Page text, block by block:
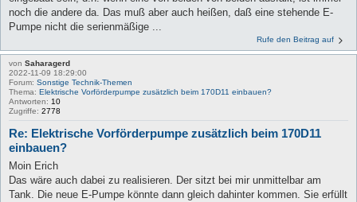
noch die andere da. Das muß aber auch heißen, daß eine stehende E-
Pumpe nicht die serienmäßige ...
Rufe den Beitrag auf
von Saharagerd
2022-11-09 18:29:00
Forum: Sonstige Technik-Themen
Thema: Elektrische Vorförderpumpe zusätzlich beim 170D11 einbauen?
Antworten: 10
Zugriffe: 2778
Re: Elektrische Vorförderpumpe zusätzlich beim 170D11
einbauen?
Moin Erich
Das wäre auch dabei zu realisieren. Der sitzt bei mir unmittelbar am
Tank. Die neue E-Pumpe könnte dann gleich dahinter kommen. Sie erfüllt